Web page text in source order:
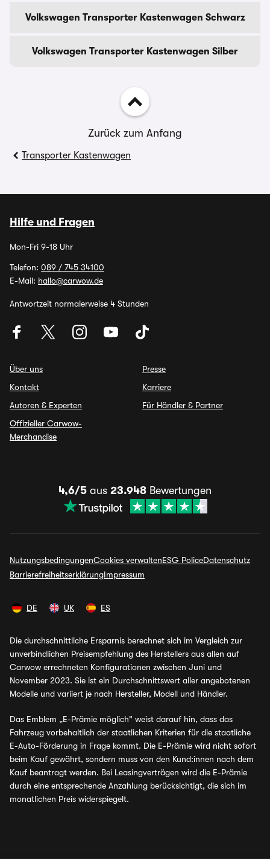
Volkswagen Transporter Kastenwagen Schwarz
Volkswagen Transporter Kastenwagen Silber
Zurück zum Anfang
Transporter Kastenwagen
Hilfe und Fragen
Mon-Fri 9-18 Uhr
Telefon: 089 / 745 34100
E-Mail: hallo@carwow.de
Antwortzeit normalerweise 4 Stunden
Über uns
Kontakt
Autoren & Experten
Offizieller Carwow-
Merchandise
Presse
Karriere
Für Händler & Partner
4,6/5 aus 23.948 Bewertungen
NutzungsbedingungenCookies verwaltenESG PoliceDatenschutz
BarrierefreiheitserklärungImpressum
DE UK ES
Die durchschnittliche Ersparnis berechnet sich im Vergleich zur
unverbindlichen Preisempfehlung des Herstellers aus allen auf
Carwow errechneten Konfigurationen zwischen Juni und
November 2023. Sie ist ein Durchschnittswert aller angebotenen
Modelle und variiert je nach Hersteller, Modell und Händler.
Das Emblem „E-Prämie möglich" weist darauf hin, dass das
Fahrzeug vorbehaltlich der staatlichen Kriterien für die staatliche
E-Auto-Förderung in Frage kommt. Die E-Prämie wird nicht sofort
beim Kauf gewährt, sondern muss von den Kund:innen nach dem
Kauf beantragt werden. Bei Leasingverträgen wird die E-Prämie
durch eine entsprechende Anzahlung berücksichtigt, die sich im
monatlichen Preis widerspiegelt.